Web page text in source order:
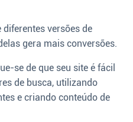
diferentes versões de
gera mais conversões.
se de que seu site é fácil
de busca, utilizando
e criando conteúdo de